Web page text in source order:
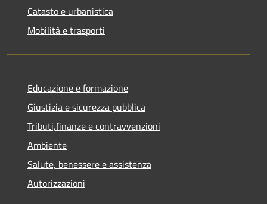
Catasto e urbanistica
Mobilità e trasporti
Educazione e formazione
Giustizia e sicurezza pubblica
Tributi,finanze e contravvenzioni
Ambiente
Salute, benessere e assistenza
Autorizzazioni